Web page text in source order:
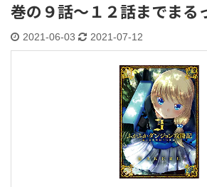
巻の９話～１２話までまる
2021-06-03 2021-07-12